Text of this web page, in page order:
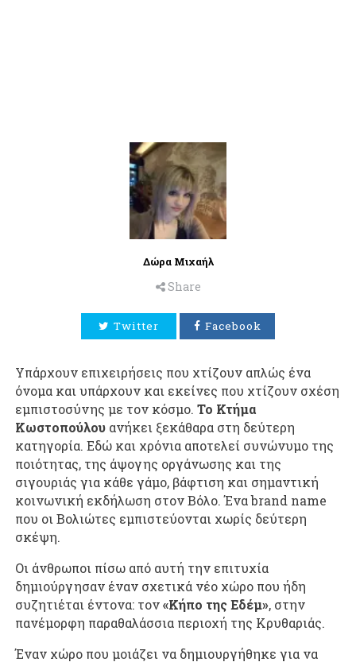
Δώρα Μιχαήλ
Share
Twitter Facebook
Υπάρχουν επιχειρήσεις που χτίζουν απλώς ένα
όνομα και υπάρχουν και εκείνες που χτίζουν σχέση
εμπιστοσύνης με τον κόσμο. Το Κτήμα
Κωστοπούλου ανήκει ξεκάθαρα στη δεύτερη
κατηγορία. Εδώ και χρόνια αποτελεί συνώνυμο της
ποιότητας, της άψογης οργάνωσης και της
σιγουριάς για κάθε γάμο, βάφτιση και σημαντική
κοινωνική εκδήλωση στον Βόλο. Ένα brand name
που οι Βολιώτες εμπιστεύονται χωρίς δεύτερη
σκέψη.
Οι άνθρωποι πίσω από αυτή την επιτυχία
δημιούργησαν έναν σχετικά νέο χώρο που ήδη
συζητιέται έντονα: τον«Κήπο της Εδέμ», στην
πανέμορφη παραθαλάσσια περιοχή της Κρυθαριάς.
Έναν χώρο που μοιάζει να δημιουργήθηκε για να